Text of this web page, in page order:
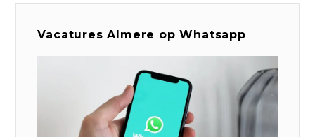
Vacatures Almere op Whatsapp